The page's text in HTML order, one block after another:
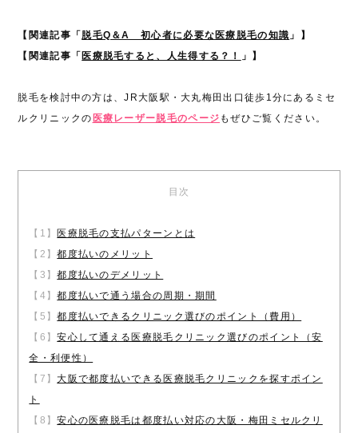
【関連記事「脱毛Q＆A 初心者に必要な医療脱毛の知識 」】
【関連記事「医療脱毛すると、人生得する？！ 」】
脱毛を検討中の方は、JR大阪駅・大丸梅田出口徒歩1分にあるミセ
ルクリニックの 医療レーザー脱毛のページ もぜひご覧ください。
目次
【1】医療脱毛の支払パターンとは
【2】都度払いのメリット
【3】都度払いのデメリット
【4】都度払いで通う場合の周期・期間
【5】都度払いできるクリニック選びのポイント（費用）
【6】安心して通える医療脱毛クリニック選びのポイント（安
全・利便性）
【7】大阪で都度払いできる医療脱毛クリニックを探すポイン
ト
【8】安心の医療脱毛は都度払い対応の大阪・梅田ミセルクリ